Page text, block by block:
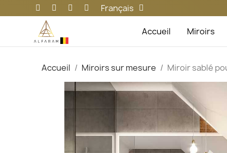
Français
Accueil Miroirs
Accueil Miroirs sur mesure Miroir sablé